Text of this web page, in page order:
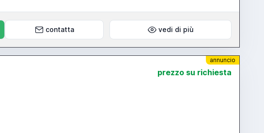
contatta vedi di più
annuncio
prezzo su richiesta